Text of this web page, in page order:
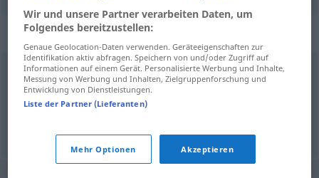
Synonyme für "powabny"
hoży,kuszący,nęcący,pociągający,ponętny,ujmujący
uroczy,urodziwy,zwodniczy
© LibreOffice
Wir und unsere Partner verarbeiten Daten, um
Folgendes bereitzustellen:
Genaue Geolocation-Daten verwenden. Geräteeigenschaften zur
Identifikation aktiv abfragen. Speichern von und/oder Zugriff auf
Informationen auf einem Gerät. Personalisierte Werbung und Inhalte,
Messung von Werbung und Inhalten, Zielgruppenforschung und
Entwicklung von Dienstleistungen.
Liste der Partner (Lieferanten)
Mehr Optionen Akzeptieren